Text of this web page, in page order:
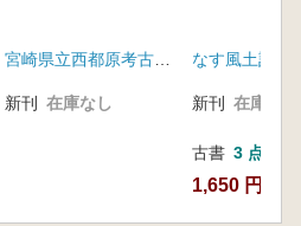
宮崎県立西都原考古博物館
新刊 在庫なし
なす風土記の
新刊 在庫なし
古書 3 点
1,650 円~